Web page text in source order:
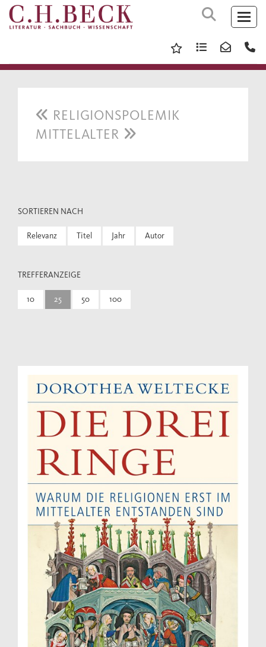
RELIGIONSPOLEMIK
MITTELALTER
SORTIEREN NACH
Relevanz Titel Jahr Autor
TREFFERANZEIGE
10 25 50 100